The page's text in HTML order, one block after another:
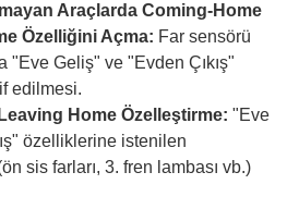
Araçlarda Coming-Home
Özelliğini Açma: Far sensörü
"Eve Geliş" ve "Evden Çıkış"
edilmesi.
Home Özelleştirme: "Eve
özelliklerine istenilen
sis farları, 3. fren lambası vb.)